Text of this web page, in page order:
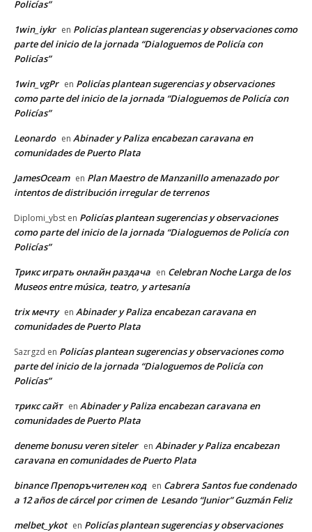
Policías”
1win_iykr en Policías plantean sugerencias y observaciones como
parte del inicio de la jornada “Dialoguemos de Policía con
Policías”
1win_vgPr en Policías plantean sugerencias y observaciones
como parte del inicio de la jornada “Dialoguemos de Policía con
Policías”
Leonardo en Abinader y Paliza encabezan caravana en
comunidades de Puerto Plata
JamesOceam en Plan Maestro de Manzanillo amenazado por
intentos de distribución irregular de terrenos
Diplomi_ybst en Policías plantean sugerencias y observaciones
como parte del inicio de la jornada “Dialoguemos de Policía con
Policías”
Трикс играть онлайн раздача en Celebran Noche Larga de los
Museos entre música, teatro, y artesanía
trix мечту en Abinader y Paliza encabezan caravana en
comunidades de Puerto Plata
Sazrgzd en Policías plantean sugerencias y observaciones como
parte del inicio de la jornada “Dialoguemos de Policía con
Policías”
трикс сайт en Abinader y Paliza encabezan caravana en
comunidades de Puerto Plata
deneme bonusu veren siteler en Abinader y Paliza encabezan
caravana en comunidades de Puerto Plata
binance Препоръчителен код en Cabrera Santos fue condenado
a 12 años de cárcel por crimen de Lesando “Junior” Guzmán Feliz
melbet_ykot en Policías plantean sugerencias y observaciones